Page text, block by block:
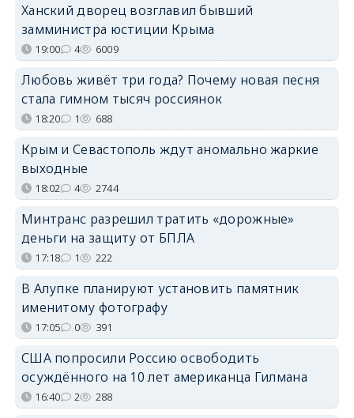
Ханский дворец возглавил бывший
замминистра юстиции Крыма
19:00 4 6009
Любовь живёт три года? Почему новая песня
стала гимном тысяч россиянок
18:20 1 688
Крым и Севастополь ждут аномально жаркие
выходные
18:02 4 2744
Минтранс разрешил тратить «дорожные»
деньги на защиту от БПЛА
17:18 1 222
В Алупке планируют установить памятник
именитому фотографу
17:05 0 391
США попросили Россию освободить
осуждённого на 10 лет американца Гилмана
16:40 2 288